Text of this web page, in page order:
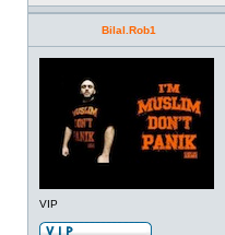
Bilal.Rob1
VIP